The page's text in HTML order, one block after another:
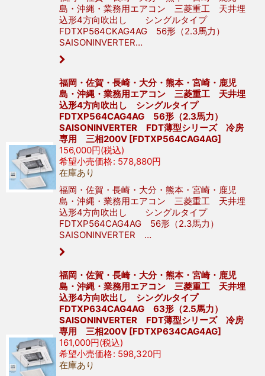
島・沖縄・業務用エアコン 三菱重工 天井埋
込形4方向吹出し シングルタイプ
FDTXP564CKAG4AG 56形（2.3馬力）
SAISONINVERTER…
福岡・佐賀・長崎・大分・熊本・宮崎・鹿児
島・沖縄・業務用エアコン 三菱重工 天井埋
込形4方向吹出し シングルタイプ
FDTXP564CAG4AG 56形（2.3馬力）
SAISONINVERTER FDT薄型シリーズ 冷房
専用 三相200V [FDTXP564CAG4AG]
156,000円(税込)
希望小売価格: 578,880円
在庫あり
福岡・佐賀・長崎・大分・熊本・宮崎・鹿児
島・沖縄・業務用エアコン 三菱重工 天井埋
込形4方向吹出し シングルタイプ
FDTXP564CAG4AG 56形（2.3馬力）
SAISONINVERTER …
福岡・佐賀・長崎・大分・熊本・宮崎・鹿児
島・沖縄・業務用エアコン 三菱重工 天井埋
込形4方向吹出し シングルタイプ
FDTXP634CAG4AG 63形（2.5馬力）
SAISONINVERTER FDT薄型シリーズ 冷房
専用 三相200V [FDTXP634CAG4AG]
161,000円(税込)
希望小売価格: 598,320円
在庫あり